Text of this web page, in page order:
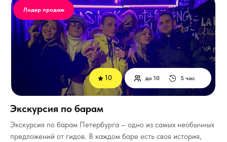
­Экскурсия по барам Петербурга – одно из самых необычных
предложений от гидов. В каждом баре есть своя история,
5 час
до 10
Лидер продаж
Экскурсия по барам
10